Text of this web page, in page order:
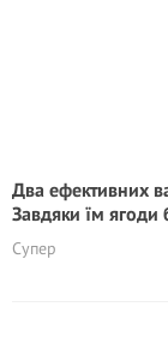
Два ефективних
Завдяки їм ягоди
Супер